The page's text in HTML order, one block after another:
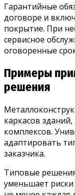
Гарантийные
договоре и
покрытие. При
сервисное
оговоренные
Примеры
решения
каркасов
комплексов.
адаптировать
заказчика.
Типовые
уменьшает